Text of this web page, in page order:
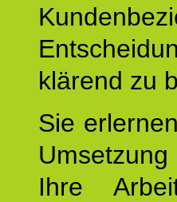
klärend zu
Sie
Ihre